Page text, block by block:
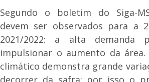
Segundo o boletim do Siga-
devem ser observados para a
2021/2022: a alta demanda
impulsionar o aumento da
climático demonstra grande
decorrer da safra; por isso o